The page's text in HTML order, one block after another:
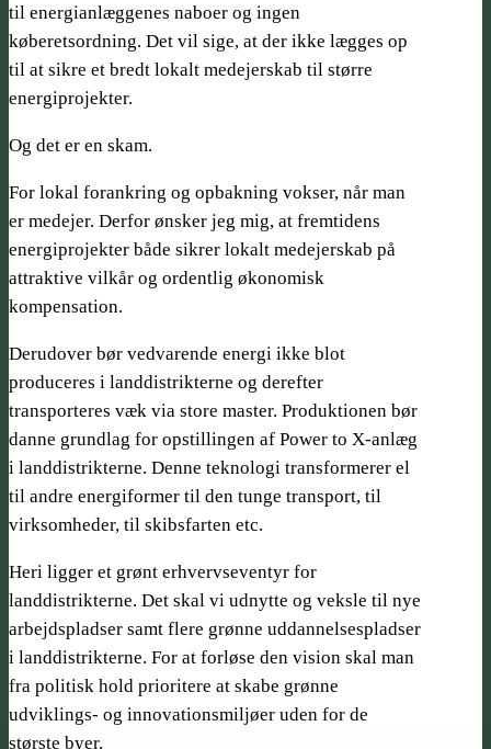
til energianlæggenes naboer og ingen
køberetsordning. Det vil sige, at der ikke lægges op
til at sikre et bredt lokalt medejerskab til større
energiprojekter.
Og det er en skam.
For lokal forankring og opbakning vokser, når man
er medejer. Derfor ønsker jeg mig, at fremtidens
energiprojekter både sikrer lokalt medejerskab på
attraktive vilkår og ordentlig økonomisk
kompensation.
Derudover bør vedvarende energi ikke blot
produceres i landdistrikterne og derefter
transporteres væk via store master. Produktionen bør
danne grundlag for opstillingen af Power to X-anlæg
i landdistrikterne. Denne teknologi transformerer el
til andre energiformer til den tunge transport, til
virksomheder, til skibsfarten etc.
Heri ligger et grønt erhvervseventyr for
landdistrikterne. Det skal vi udnytte og veksle til nye
arbejdspladser samt flere grønne uddannelsespladser
i landdistrikterne. For at forløse den vision skal man
fra politisk hold prioritere at skabe grønne
udviklings­- og innovationsmiljøer uden for de
største byer.